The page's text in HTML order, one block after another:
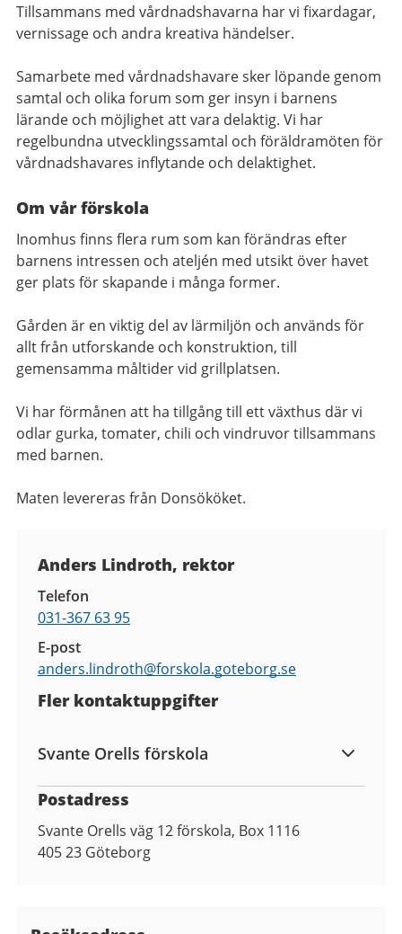
Tillsammans med vårdnadshavarna har vi fixardagar,
vernissage och andra kreativa händelser.
Samarbete med vårdnadshavare sker löpande genom
samtal och olika forum som ger insyn i barnens
lärande och möjlighet att vara delaktig. Vi har
regelbundna utvecklingssamtal och föräldramöten för
vårdnadshavares inflytande och delaktighet.
Om vår förskola
Inomhus finns flera rum som kan förändras efter
barnens intressen och ateljén med utsikt över havet
ger plats för skapande i många former.
Gården är en viktig del av lärmiljön och används för
allt från utforskande och konstruktion, till
gemensamma måltider vid grillplatsen.
Vi har förmånen att ha tillgång till ett växthus där vi
odlar gurka, tomater, chili och vindruvor tillsammans
med barnen.
Maten levereras från Donsököket.
Anders Lindroth, rektor
Telefon
031-367 63 95
E-post
anders.lindroth@forskola.goteborg.se
Fler kontaktuppgifter
Svante Orells förskola
Postadress
Svante Orells väg 12 förskola, Box 1116
405 23 Göteborg